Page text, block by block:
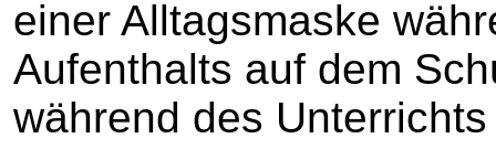
einer Alltagsmaske
Aufenthalts auf dem
während des